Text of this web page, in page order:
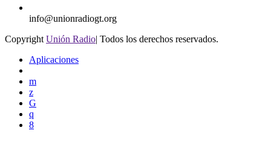
info@unionradiogt.org
Copyright Unión Radio| Todos los derechos reservados.
Aplicaciones